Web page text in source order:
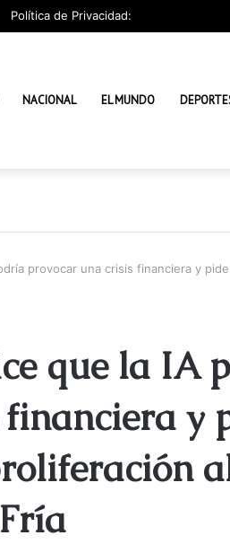
Política de Privacidad:
NACIONAL EL MUNDO
provocar una crisis financiera y
que la IA
y